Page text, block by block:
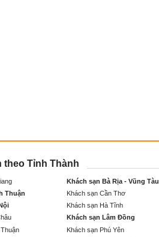
theo Tỉnh Thành
Khách sạn Bà Rịa - Vũng Tàu
Thuận
Khách sạn Cần Thơ
Khách sạn Hà Tĩnh
Khách sạn Lâm Đồng
Khách sạn Phú Yên